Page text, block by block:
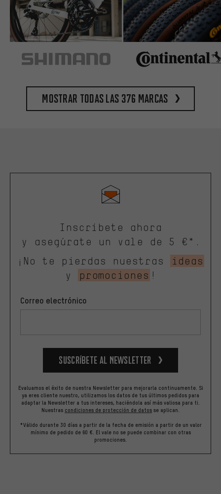
Mostrar todas las 376 marcas
Inscríbete ahora
y asegúrate un vale de 5 €*.
¡No te pierdas nuestras
ideas
y
promociones !
Correo electrónico
Suscríbete al newsletter
Evaluamos el éxito de nuestra Newsletter para mejorarla continuamente. Si
ya eres cliente nuestro, utilizamos los datos de tus últimos pedidos para
adaptar la Newsletter a tus intereses, haciéndola así más valiosa para ti.
Nuestras condiciones de protección de datos se aplican.
*Válido durante 30 días a partir de la fecha de emisión a partir de un valor
mínimo de pedido de 60 €. El vale no se puede combinar con otras
promociones.